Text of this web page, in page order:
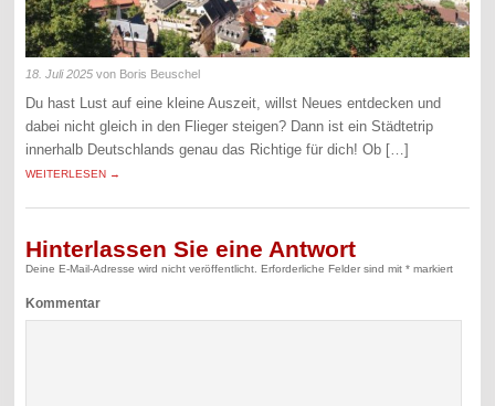
18. Juli 2025 von Boris Beuschel
Du hast Lust auf eine kleine Auszeit, willst Neues entdecken und
dabei nicht gleich in den Flieger steigen? Dann ist ein Städtetrip
innerhalb Deutschlands genau das Richtige für dich! Ob […]
WEITERLESEN →
Hinterlassen Sie eine Antwort
Deine E-Mail-Adresse wird nicht veröffentlicht. Erforderliche Felder sind mit* markiert
Kommentar